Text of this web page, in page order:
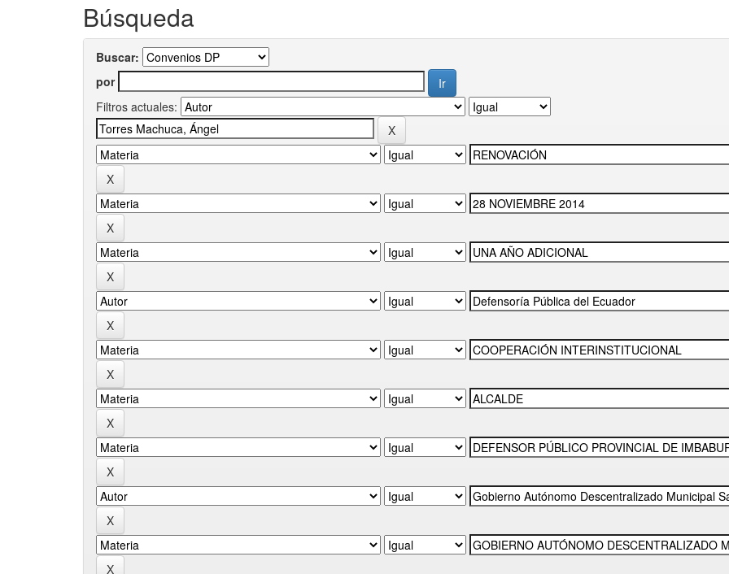
Búsqueda
Buscar:
por
Filtros actuales: